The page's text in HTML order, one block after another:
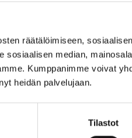
räätälöimiseen,
median,
Kumppanimme voivat
heidän palvelujaan.
Tilastot